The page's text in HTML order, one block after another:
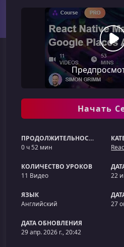
Начать
ПРОДОЛЖИТЕЛЬНОСТЬ
0 ч 52 мин
КОЛИЧЕСТВО УРОКОВ
11 Видео
22
ЯЗЫК
Английский
27
ДАТА ОБНОВЛЕНИЯ
29 апр. 2026 г., 20:42